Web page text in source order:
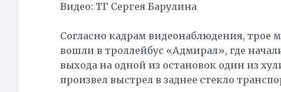
Видео: ТГ Сергея Барулина
Согласно кадрам видеонаблюдения,
вошли в троллейбус «Адмирал», где
выхода на одной из остановок один из
произвел выстрел в заднее стекло